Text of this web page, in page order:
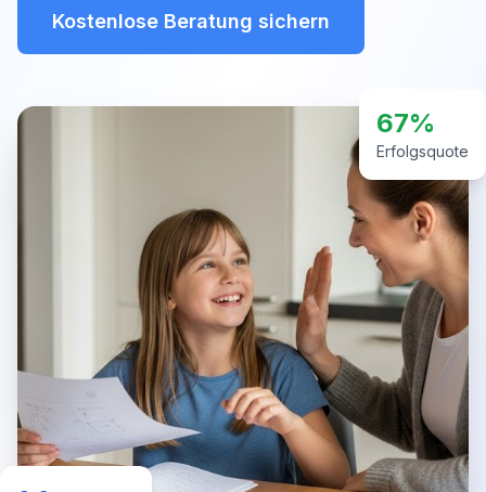
Kostenlose Beratung sichern
67%
Erfolgsquote